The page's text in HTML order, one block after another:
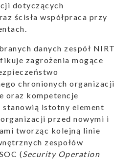
dotyczących
ścisła współpraca przy
danych zespół NIRT
zagrożenia mogące
chronionych organizacji
oraz kompetencje
istotny element
przed nowymi i
tworząc kolejną linie
zespołów
(Security Operation